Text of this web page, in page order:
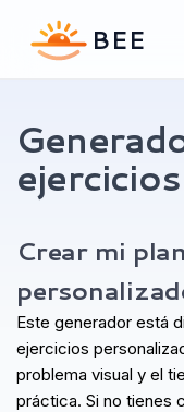
Generador de
Tu plan
ejercicios
Crear mi
Este generador está
ejercicios
problema visual y el
práctica. Si no tienes